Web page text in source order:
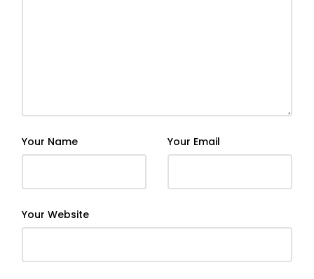
Your Name Your Email
Your Website